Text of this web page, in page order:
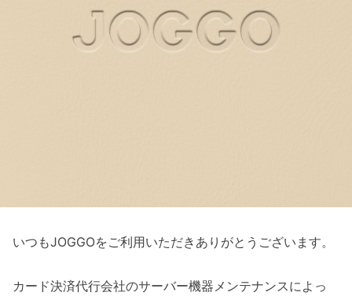
いつもJOGGOをご利用いただきありがとうございます。
カード決済代行会社のサーバー機器メンテナンスによっ